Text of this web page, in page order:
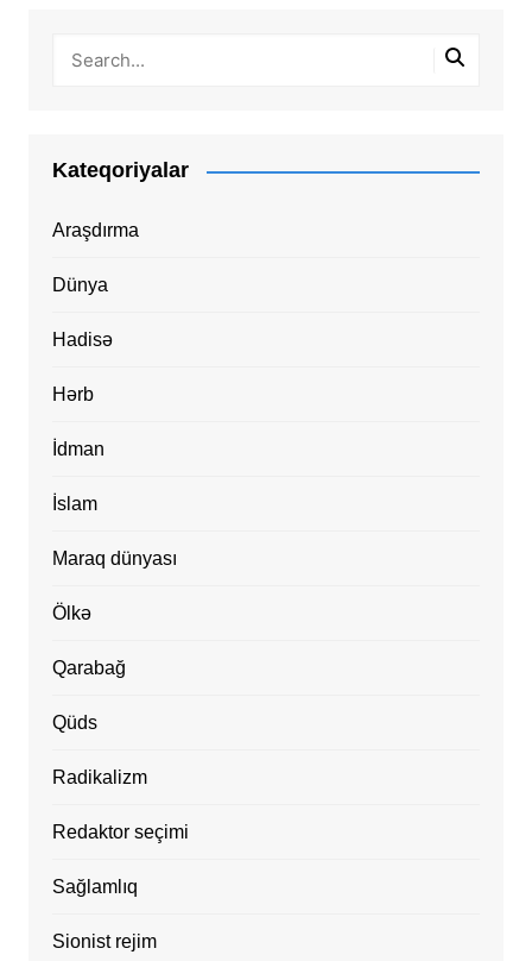
Kateqoriyalar
Araşdırma
Dünya
Hadisə
Hərb
İdman
İslam
Maraq dünyası
Ölkə
Qarabağ
Qüds
Radikalizm
Redaktor seçimi
Sağlamlıq
Sionist rejim